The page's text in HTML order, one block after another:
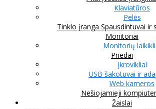
Klaviatūros
Pelės
Tinklo įranga Spausdintuvai ir
Monitoriai
Monitorių
Priedai
Įkrovikliai
USB šakotuvai ir
Web kameros
Nešiojamieji
Žaislai